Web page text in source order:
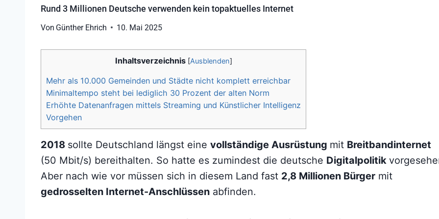
Rund 3 Millionen Deutsche verwenden kein topaktuelles Internet
Von Günther Ehrich 10. Mai 2025
Inhaltsverzeichnis [Ausblenden]
Mehr als 10.000 Gemeinden und Städte nicht komplett erreichbar
Minimaltempo steht bei lediglich 30 Prozent der alten Norm
Erhöhte Datenanfragen mittels Streaming und Künstlicher Intelligenz
Vorgehen
2018 sollte Deutschland längst eine vollständige Ausrüstung mit Breitbandinternet
(50 Mbit/s) bereithalten. So hatte es zumindest die deutsche Digitalpolitik
Aber nach wie vor müssen sich in diesem Land fast 2,8 Millionen Bürger mit
gedrosselten Internet-Anschlüssen abfinden.